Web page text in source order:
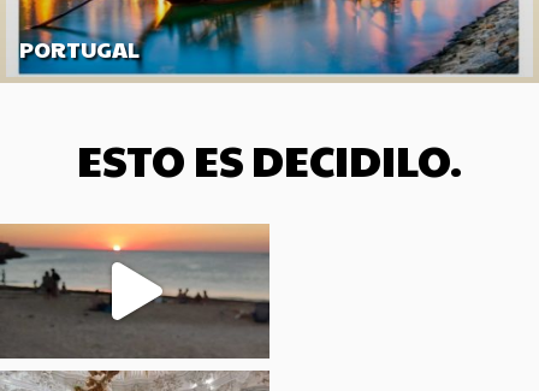
PORTUGAL
ESTO ES DECIDILO.